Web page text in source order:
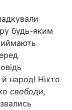
будь-яким
народ! Ніхто
свободи,